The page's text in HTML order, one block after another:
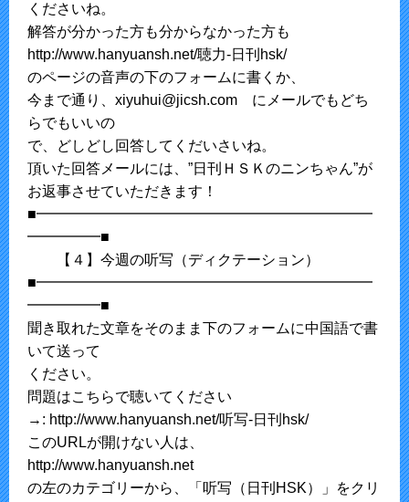
くださいね。
解答が分かった方も分からなかった方も
http://www.hanyuansh.net/聴力-日刊hsk/
のページの音声の下のフォームに書くか、
今まで通り、xiyuhui@jicsh.com にメールでもどち
らでもいいの
で、どしどし回答してくだいさいね。
頂いた回答メールには、”日刊ＨＳＫのニンちゃん”が
お返事させていただきます！
■━━━━━━━━━━━━━━━━━━━━━━━
━━━━━■
【４】今週の听写（ディクテーション）
■━━━━━━━━━━━━━━━━━━━━━━━
━━━━━■
聞き取れた文章をそのまま下のフォームに中国語で書
いて送って
ください。
問題はこちらで聴いてください
→: http://www.hanyuansh.net/听写-日刊hsk/
このURLが開けない人は、
http://www.hanyuansh.net
の左のカテゴリーから、「听写（日刊HSK）」をクリ